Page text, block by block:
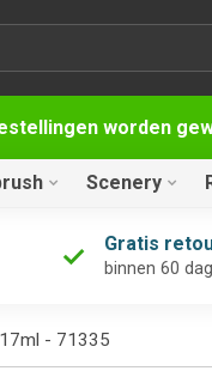
worden
Scenery
Gratis
binnen 60
- 71335